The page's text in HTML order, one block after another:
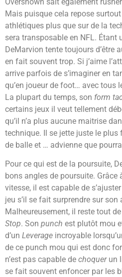
Mais puisque cela repose
athlétiques plus que sur de la
sera transposable en NFL. Étant
DeMarvion tente toujours d’être
en fait souvent trop. Si j’aime
arrive parfois de s’imaginer en
qu’en joueur de foot… avec tous
La plupart du temps, son form
certains jeux il veut tellement
qu’il n’a plus aucune maitrise
technique. Il se jette juste le
de balle et … advienne que
Pour ce qui est de la poursuite,
bons angles de poursuite. Grâce
vitesse, il est capable de
jeu s’il se fait surprendre sur son
Malheureusement, il reste tout
Stop. Son punch est plutôt mou
d’un Leverage incroyable
de ce punch mou qui est donc
n’est pas capable de choquerun
se fait souvent enfoncer par les